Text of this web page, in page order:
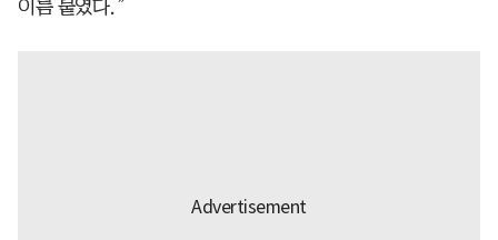
이름 붙였다.”